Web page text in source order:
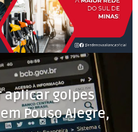
aplicar golpes
Pouso Alegre,